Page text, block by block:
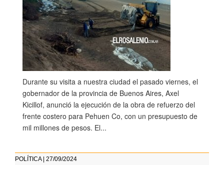
Durante su visita a nuestra ciudad el pasado viernes, el
gobernador de la provincia de Buenos Aires, Axel
Kicillof, anunció la ejecución de la obra de refuerzo del
frente costero para Pehuen Co, con un presupuesto de
mil millones de pesos. El...
POLÍTICA | 27/09/2024